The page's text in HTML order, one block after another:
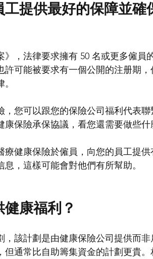
提供最好的保障並確
，法律要求擁有 50 名或更多僱員
許可能被要求有一個公開的注册期
，您可以跟您的保險公司福利代表
保險承保協議，看您還需要做些什
療健康保險於僱員，向您的員工提
，這樣可能會對他們有所幫助。
康福利？
該計劃是由健康保險公司提供而
通常比自助籌集資金的計劃更貴